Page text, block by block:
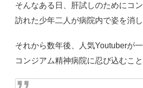
そんなある日、肝試しのためにコ
訪れた少年二人が病院内で姿を消し
それから数年後、人気Youtuberが
コンジアム精神病院に忍び込むこと